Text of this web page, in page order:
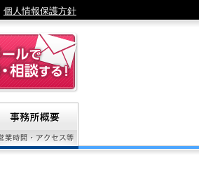
個人情報保護方針